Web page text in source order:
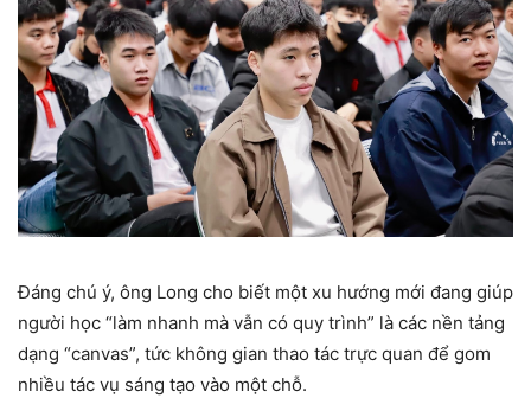
Đáng chú ý, ông Long cho biết một xu hướng mới đang giúp
người học “làm nhanh mà vẫn có quy trình” là các nền tảng
dạng “canvas”, tức không gian thao tác trực quan để gom
nhiều tác vụ sáng tạo vào một chỗ.